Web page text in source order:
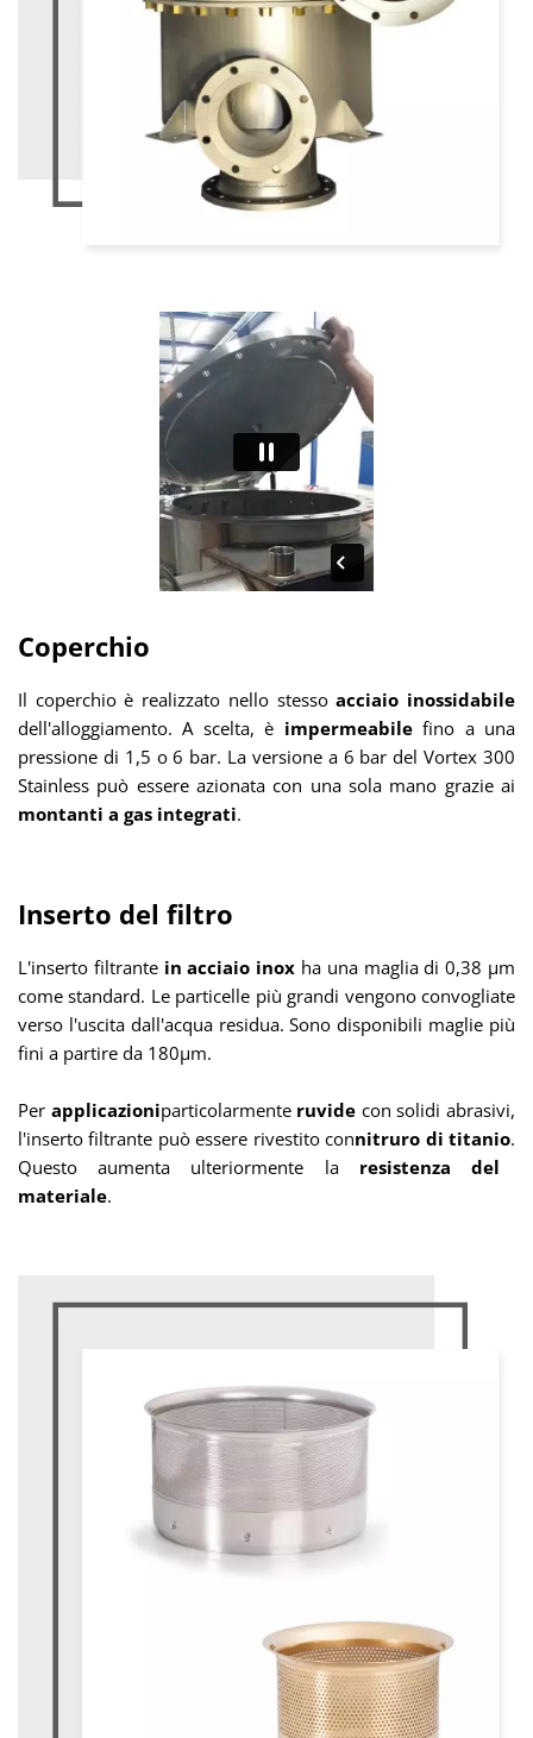
Coperchio
Il coperchio è realizzato nello stessoacciaio inossidabile
dell'alloggiamento. A scelta, è impermeabilefino a una
pressione di 1,5 o 6 bar. La versione a 6 bar del Vortex 300
Stainless può essere azionata con una sola mano grazie ai
montanti a gas integrati.
Inserto del filtro
L'inserto filtrante in acciaio inox ha una maglia di 0,38 µm
come standard. Le particelle più grandi vengono convogliate
verso l'uscita dall'acqua residua. Sono disponibili maglie più
fini a partire da 180µm.
Per applicazioniparticolarmente ruvide con solidi abrasivi,
l'inserto filtrante può essere rivestitoconnitruro di titanio.
Questo aumenta ulteriormente la resistenza del
materiale.